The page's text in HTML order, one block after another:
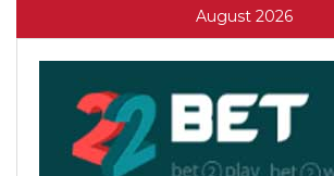
August 2026